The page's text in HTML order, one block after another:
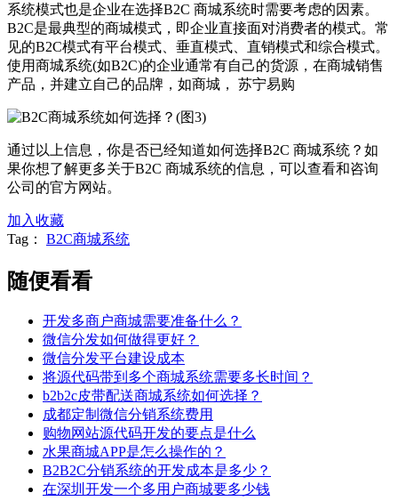
系统模式也是企业在选择B2C 商城系统时需要考虑的因素。
B2C是最典型的商城模式，即企业直接面对消费者的模式。常
见的B2C模式有平台模式、垂直模式、直销模式和综合模式。
使用商城系统(如B2C)的企业通常有自己的货源，在商城销售
产品，并建立自己的品牌，如商城， 苏宁易购
通过以上信息，你是否已经知道如何选择B2C 商城系统？如
果你想了解更多关于B2C 商城系统的信息，可以查看和咨询
公司的官方网站。
加入收藏
Tag：
B2C商城系统
随便看看
开发多商户商城需要准备什么？
微信分发如何做得更好？
微信分发平台建设成本
将源代码带到多个商城系统需要多长时间？
b2b2c皮带配送商城系统如何选择？
成都定制微信分销系统费用
购物网站源代码开发的要点是什么
水果商城APP是怎么操作的？
B2B2C分销系统的开发成本是多少？
在深圳开发一个多用户商城要多少钱